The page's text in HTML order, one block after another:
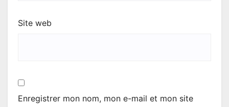
Site web
Enregistrer mon nom, mon e-mail et mon site